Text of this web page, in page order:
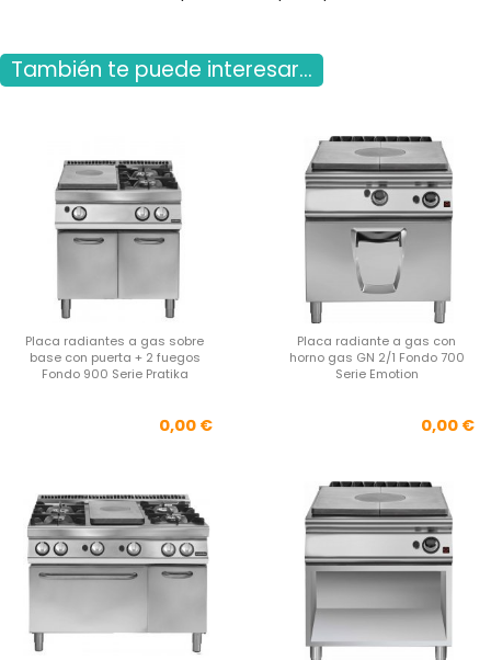
También te puede interesar...
Placa radiantes a gas sobre
base con puerta + 2 fuegos
Fondo 900 Serie Pratika
Precio
0,00 €
Placa radiante a gas con
horno gas GN 2/1 Fondo 700
Serie Emotion
0,00 €